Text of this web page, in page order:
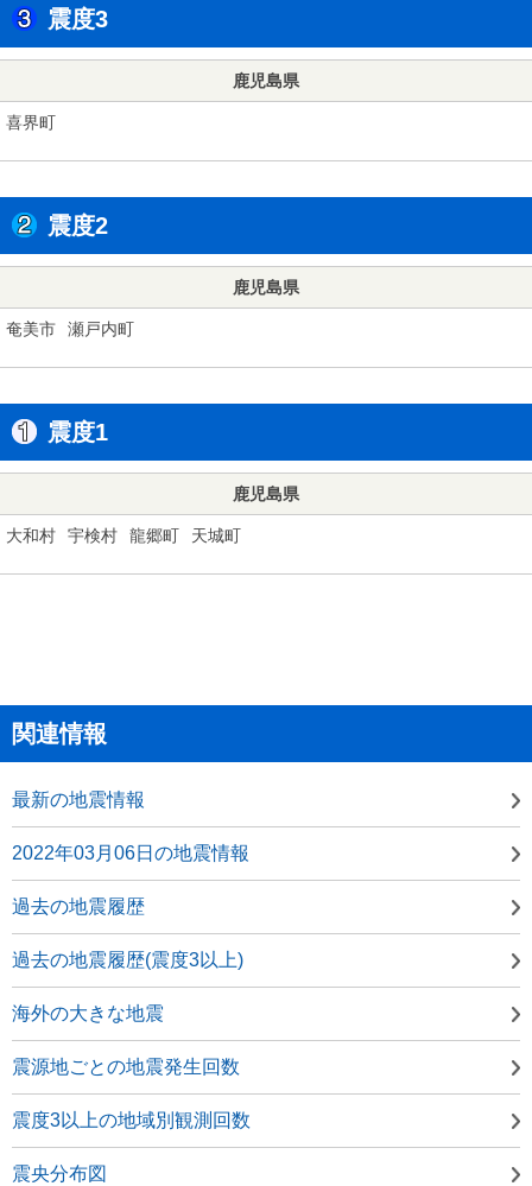
震度3
鹿児島県
喜界町
震度2
鹿児島県
奄美市 瀬戸内町
震度1
鹿児島県
大和村 宇検村 龍郷町 天城町
関連情報
最新の地震情報
2022年03月06日の地震情報
過去の地震履歴
過去の地震履歴(震度3以上)
海外の大きな地震
震源地ごとの地震発生回数
震度3以上の地域別観測回数
震央分布図